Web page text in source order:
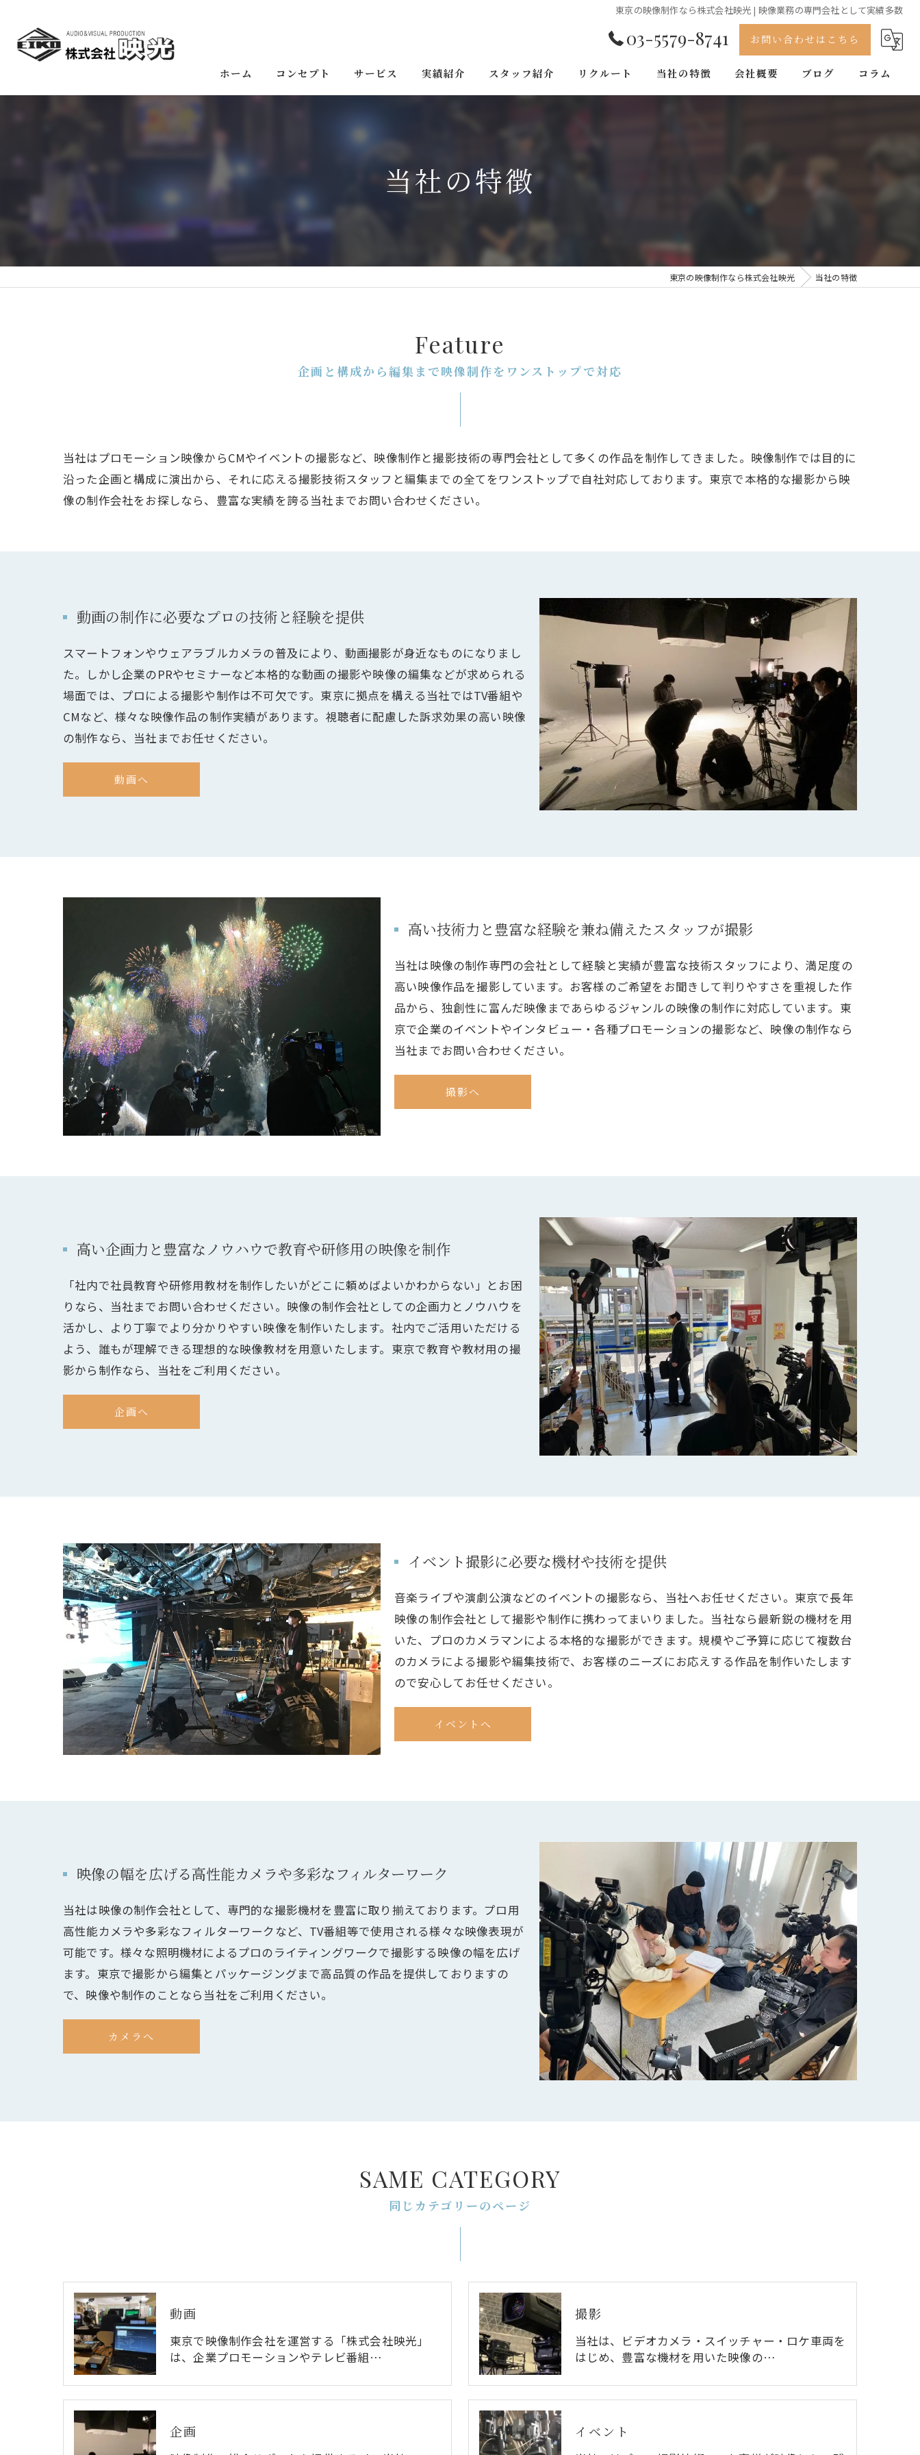
東京の映像制作なら株式会社映光 | 映像業務の専門会社として実績多数
03-5579-8741 お問い合わせはこちら
ホーム コンセプト サービス 実績紹介 スタッフ紹介 リクルート 当社の特徴
カメラ
会社概要 ブログ コラム
当社の特徴
東京の映像制作なら株式会社映光 当社の特徴
企画と構成から編集まで映像制作をワンストップで対応
Feature
当社はプロモーション映像からCMやイベントの撮影など、映像制作と撮影技術の専門会社として多くの作品を制作してきました。映像制作では目的に
沿った企画と構成に演出から、それに応える撮影技術スタッフと編集までの全てをワンストップで自社対応しております。東京で本格的な撮影から映
像の制作会社をお探しなら、豊富な実績を誇る当社までお問い合わせください。
動画の制作に必要なプロの技術と経験を提供
スマートフォンやウェアラブルカメラの普及により、動画撮影が身近なものになりまし
た。しかし企業のPRやセミナーなど本格的な動画の撮影や映像の編集などが求められる
場面では、プロによる撮影や制作は不可欠です。東京に拠点を構える当社ではTV番組や
CMなど、様々な映像作品の制作実績があります。視聴者に配慮した訴求効果の高い映像
の制作なら、当社までお任せください。
動画へ
高い技術力と豊富な経験を兼ね備えたスタッフが撮影
当社は映像の制作専門の会社として経験と実績が豊富な技術スタッフにより、満足度の
高い映像作品を撮影しています。お客様のご希望をお聞きして判りやすさを重視した作
品から、独創性に富んだ映像まであらゆるジャンルの映像の制作に対応しています。東
京で企業のイベントやインタビュー・各種プロモーションの撮影など、映像の制作なら
当社までお問い合わせください。
撮影へ
高い企画力と豊富なノウハウで教育や研修用の映像を制作
「社内で社員教育や研修用教材を制作したいがどこに頼めばよいかわからない」とお困
りなら、当社までお問い合わせください。映像の制作会社としての企画力とノウハウを
活かし、より丁寧でより分かりやすい映像を制作いたします。社内でご活用いただける
よう、誰もが理解できる理想的な映像教材を用意いたします。東京で教育や教材用の撮
影から制作なら、当社をご利用ください。
企画へ
イベント撮影に必要な機材や技術を提供
音楽ライブや演劇公演などのイベントの撮影なら、当社へお任せください。東京で長年
映像の制作会社として撮影や制作に携わってまいりました。当社なら最新鋭の機材を用
いた、プロのカメラマンによる本格的な撮影ができます。規模やご予算に応じて複数台
のカメラによる撮影や編集技術で、お客様のニーズにお応えする作品を制作いたします
ので安心してお任せください。
イベントへ
映像の幅を広げる高性能カメラや多彩なフィルターワーク
当社は映像の制作会社として、専門的な撮影機材を豊富に取り揃えております。プロ用
高性能カメラや多彩なフィルターワークなど、TV番組等で使用される様々な映像表現が
可能です。様々な照明機材によるプロのライティングワークで撮影する映像の幅を広げ
ます。東京で撮影から編集とパッケージングまで高品質の作品を提供しておりますの
で、映像や制作のことなら当社をご利用ください。
カメラへ
同じカテゴリーのページ
SAME CATEGORY
動画
東京で映像制作会社を運営する「株式会社映光」
は、企業プロモーションやテレビ番組…
撮影
当社は、ビデオカメラ・スイッチャー・ロケ車両を
はじめ、豊富な機材を用いた映像の…
企画
イベント